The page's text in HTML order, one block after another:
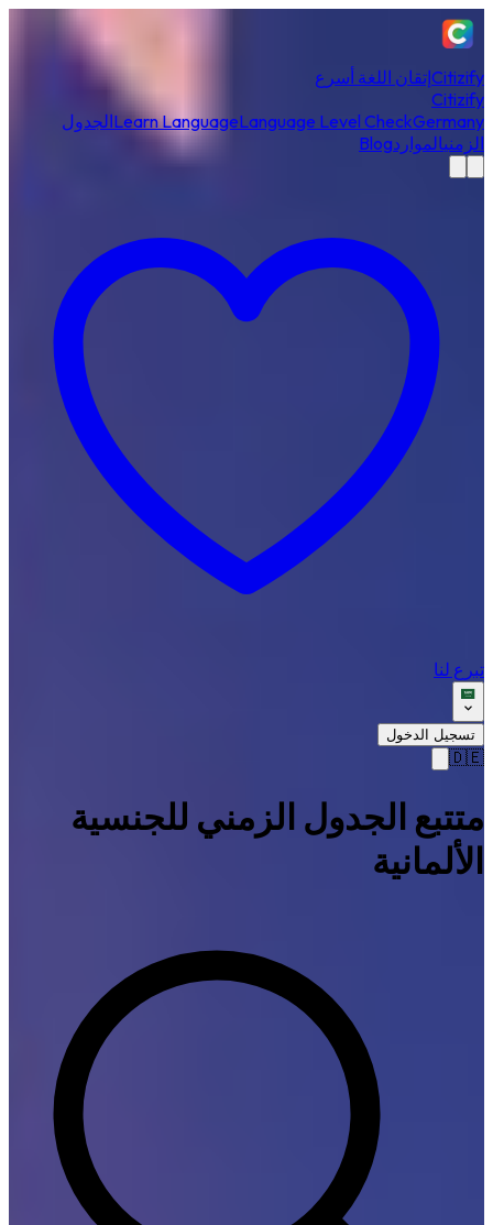
Citizifyإتقان اللغة أسرع
Citizify
Learn LanguageLanguage Level CheckGermany
الجدول
الزمنيالمواردBlog
تبرع لنا
تسجيل الدخول
🇩🇪
متتبع الجدول الزمني للجنسية
الألمانية